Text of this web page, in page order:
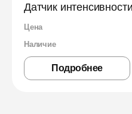
Датчик
Цена
Наличие
Подробнее